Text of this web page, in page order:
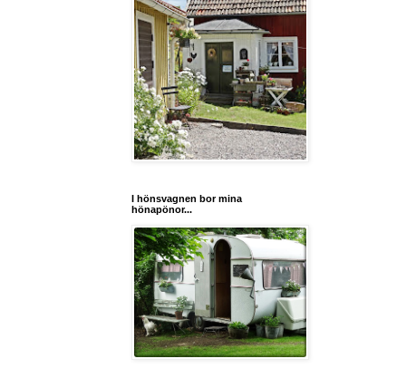
I hönsvagnen bor mina
hönapönor...